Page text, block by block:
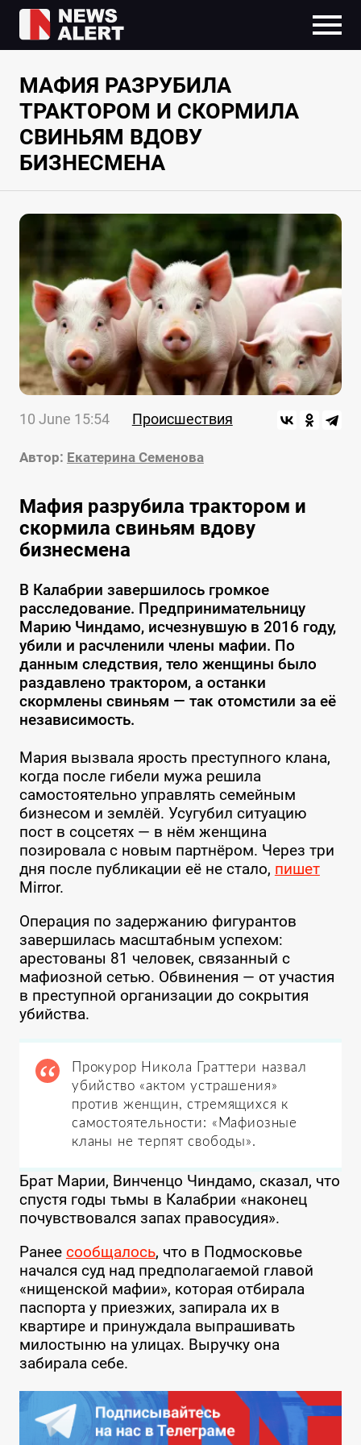
МАФИЯ РАЗРУБИЛА
ТРАКТОРОМ И СКОРМИЛА
СВИНЬЯМ ВДОВУ
БИЗНЕСМЕНА
10 June 15:54 Происшествия
Автор: Екатерина Семенова
Мафия разрубила трактором и
скормила свиньям вдову
бизнесмена
В Калабрии завершилось громкое
расследование. Предпринимательницу
Марию Чиндамо, исчезнувшую в 2016 году,
убили и расчленили члены мафии. По
данным следствия, тело женщины было
раздавлено трактором, а останки
скормлены свиньям — так отомстили за её
независимость.
Мария вызвала ярость преступного клана,
когда после гибели мужа решила
самостоятельно управлять семейным
бизнесом и землёй. Усугубил ситуацию
пост в соцсетях — в нём женщина
позировала с новым партнёром. Через три
дня после публикации её не стало, пишет
Mirror.
Операция по задержанию фигурантов
завершилась масштабным успехом:
арестованы 81 человек, связанный с
мафиозной сетью. Обвинения — от участия
в преступной организации до сокрытия
убийства.
Прокурор Никола Граттери назвал
убийство «актом устрашения»
против женщин, стремящихся к
самостоятельности: «Мафиозные
кланы не терпят свободы».
Брат Марии, Винченцо Чиндамо, сказал, что
спустя годы тьмы в Калабрии «наконец
почувствовался запах правосудия».
Ранее сообщалось, что в Подмосковье
начался суд над предполагаемой главой
«нищенской мафии», которая отбирала
паспорта у приезжих, запирала их в
квартире и принуждала выпрашивать
милостыню на улицах. Выручку она
забирала себе.